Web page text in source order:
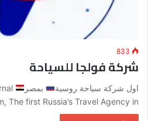
833
شركة فولجا للسياحة
اول شركة سياحة روسية بمصر
The first Russia’s Travel Agency in…